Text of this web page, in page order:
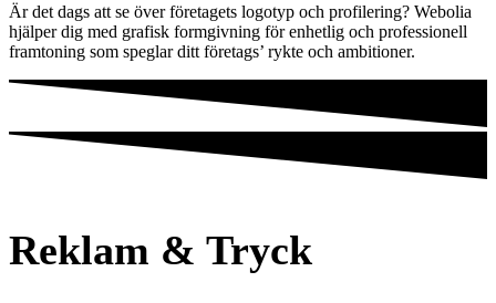
Är det dags att se över företagets logotyp och profilering? Webolia
hjälper dig med grafisk formgivning för enhetlig och professionell
framtoning som speglar ditt företags’ rykte och ambitioner.
Reklam & Tryck